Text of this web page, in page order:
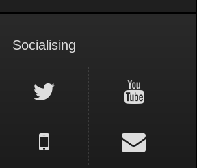
Socialising